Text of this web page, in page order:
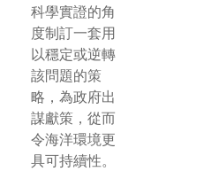
科學實證的角
度制訂一套用
以穩定或逆轉
該問題的策
略，為政府出
謀獻策，從而
令海洋環境更
具可持續性。